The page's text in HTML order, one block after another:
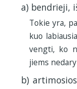
a) bendrieji,
Tokie yra,
kuo
vengti, ko
jiems
b)